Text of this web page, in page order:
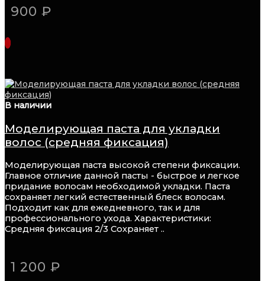
900 ₽
В наличии
Моделирующая паста для укладки
волос (средняя фиксация)
Моделирующая паста высокой степени фиксации.
Главное отличие данной пасты - быстрое и легкое
придание волосам необходимой укладки. Паста
сохраняет легкий естественный блеск волосам.
Подходит как для ежедневного, так и для
профессионального ухода. Характеристики:
Средняя фиксация 2/3 Сохраняет ..
1 200 ₽